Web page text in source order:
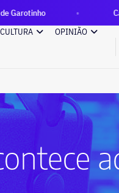
Candidato do
CULTURA OPINIÃO